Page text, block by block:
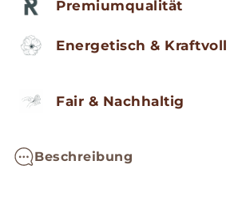
Premiumqualität
Energetisch & Kraftvoll
Fair & Nachhaltig
Beschreibung